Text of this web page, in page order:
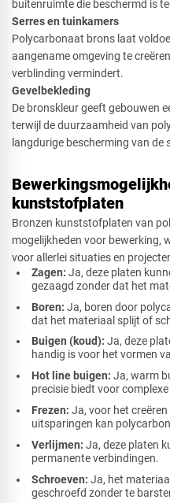
buitenruimte die beschermd is
Serres en tuinkamers
Polycarbonaat brons laat
aangename omgeving te
verblinding vermindert.
Gevelbekleding
De bronskleur geeft gebouwen
terwijl de duurzaamheid van
langdurige bescherming van de
kunststofplaten
Bronzen kunststofplaten van
mogelijkheden voor bewerking,
voor allerlei situaties en
Zagen: Ja, deze platen
gezaagd zonder dat het
Boren: Ja, boren door
dat het materiaal splijt of
Buigen (koud): Ja, deze
handig is voor het vormen
Hot line buigen: Ja, warm
precisie biedt voor
Frezen: Ja, voor het
uitsparingen kan
Verlijmen: Ja, deze platen
permanente verbindingen.
Schroeven: Ja, het
geschroefd zonder te